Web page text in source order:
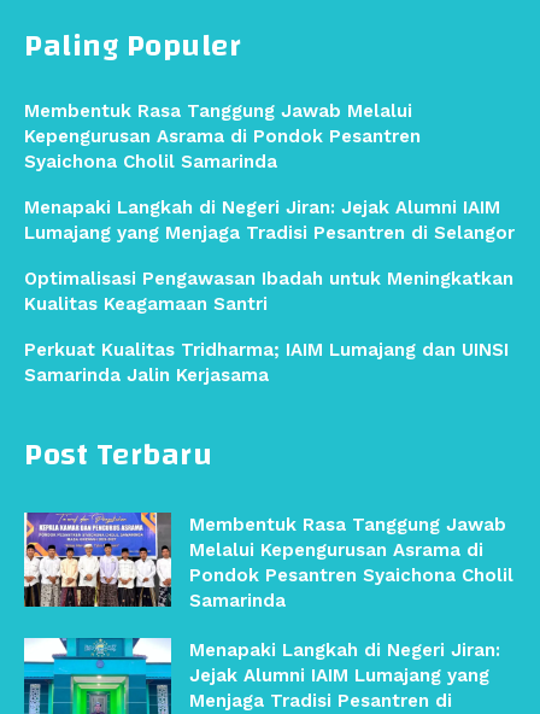
Post Terbaru
Membentuk Rasa Tanggung Jawab
Melalui Kepengurusan Asrama di
Pondok Pesantren Syaichona Cholil
Samarinda
Menapaki Langkah di Negeri Jiran:
Jejak Alumni IAIM Lumajang yang
Menjaga Tradisi Pesantren di
Paling Populer
Membentuk Rasa Tanggung Jawab Melalui
Kepengurusan Asrama di Pondok Pesantren
Syaichona Cholil Samarinda
Menapaki Langkah di Negeri Jiran: Jejak Alumni IAIM
Lumajang yang Menjaga Tradisi Pesantren di Selangor
Optimalisasi Pengawasan Ibadah untuk Meningkatkan
Kualitas Keagamaan Santri
Perkuat Kualitas Tridharma; IAIM Lumajang dan UINSI
Samarinda Jalin Kerjasama